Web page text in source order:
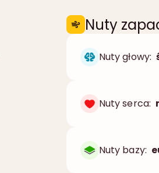
Nuty
Nuty głowy:
Nuty serca:
Nuty bazy: